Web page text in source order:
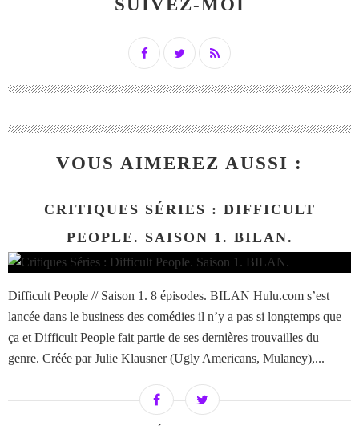
SUIVEZ-MOI
VOUS AIMEREZ AUSSI :
CRITIQUES SÉRIES : DIFFICULT
PEOPLE. SAISON 1. BILAN.
Difficult People // Saison 1. 8 épisodes. BILAN Hulu.com s’est
lancée dans le business des comédies il n’y a pas si longtemps que
ça et Difficult People fait partie de ses dernières trouvailles du
genre. Créée par Julie Klausner (Ugly Americans, Mulaney),...